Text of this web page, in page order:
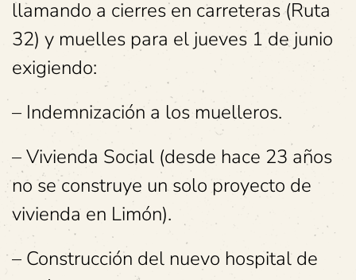
llamando a cierres en carreteras (Ruta
32) y muelles para el jueves 1 de junio
exigiendo:
– Indemnización a los muelleros.
– Vivienda Social (desde hace 23 años
no se construye un solo proyecto de
vivienda en Limón).
– Construcción del nuevo hospital de